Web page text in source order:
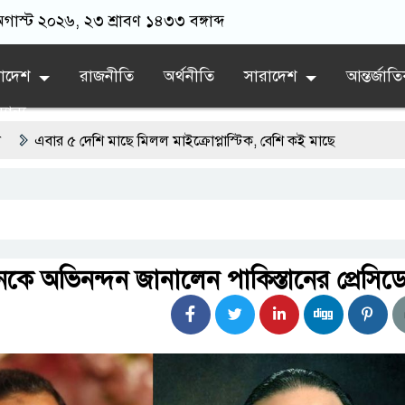
২০২৬, ২৩ শ্রাবণ ১৪৩৩ বঙ্গাব্দ
রাজনীতি অর্থনীতি সারাদেশ
৫ দেশি মাছে মিলল মাইক্রোপ্লাস্টিক, বেশি কই মাছে
বলেশ্বর নদীতে যৌথ অভিযানে ৩টি অবৈধ বাঁধা জাল জব্দ
অভিনন্দন জানালেন পাকিস্তানের